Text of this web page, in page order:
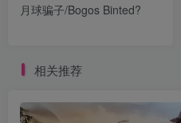
月球骗子/Bogos Binted?
相关推荐